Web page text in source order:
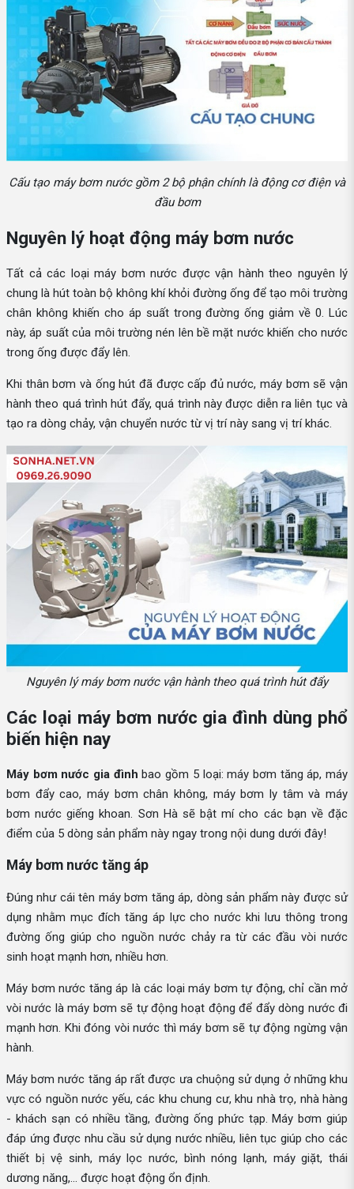
Cấu tạo máy bơm nước gồm 2 bộ phận chính là động cơ điện và
đầu bơm
Nguyên lý hoạt động máy bơm nước
Tất cả các loại máy bơm nước được vận hành theo nguyên lý
chung là hút toàn bộ không khí khỏi đường ống để tạo môi trường
chân không khiến cho áp suất trong đường ống giảm về 0. Lúc
này, áp suất của môi trường nén lên bề mặt nước khiến cho nước
trong ống được đẩy lên.
Khi thân bơm và ống hút đã được cấp đủ nước, máy bơm sẽ vận
hành theo quá trình hút đẩy, quá trình này được diễn ra liên tục và
tạo ra dòng chảy, vận chuyển nước từ vị trí này sang vị trí khác.
Nguyên lý máy bơm nước vận hành theo quá trình hút đẩy
Các loại máy bơm nước gia đình dùng phổ
biến hiện nay
Máy bơm nước gia đình bao gồm 5 loại: máy bơm tăng áp, máy
bơm đẩy cao, máy bơm chân không, máy bơm ly tâm và máy
bơm nước giếng khoan. Sơn Hà sẽ bật mí cho các bạn về đặc
điểm của 5 dòng sản phẩm này ngay trong nội dung dưới đây!
Máy bơm nước tăng áp
Đúng như cái tên máy bơm tăng áp, dòng sản phẩm này được sử
dụng nhằm mục đích tăng áp lực cho nước khi lưu thông trong
đường ống giúp cho nguồn nước chảy ra từ các đầu vòi nước
sinh hoạt mạnh hơn, nhiều hơn.
Máy bơm nước tăng áp là các loại máy bơm tự động, chỉ cần mở
vòi nước là máy bơm sẽ tự động hoạt động để đẩy dòng nước đi
mạnh hơn. Khi đóng vòi nước thì máy bơm sẽ tự động ngừng vận
hành.
Máy bơm nước tăng áp rất được ưa chuộng sử dụng ở những khu
vực có nguồn nước yếu, các khu chung cư, khu nhà trọ, nhà hàng
- khách sạn có nhiều tầng, đường ống phức tạp. Máy bơm giúp
đáp ứng được nhu cầu sử dụng nước nhiều, liên tục giúp cho các
thiết bị vệ sinh, máy lọc nước, bình nóng lạnh, máy giặt, thái
dương năng,... được hoạt động ổn định.